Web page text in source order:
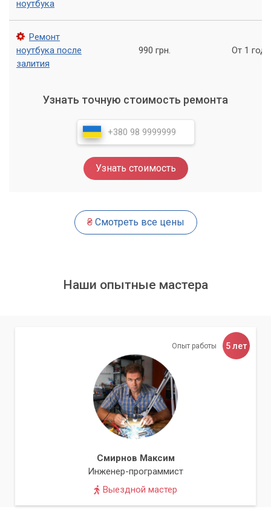
вас возникла необходимость в ремонте ноутбука Lenovo,
свяжитесь с нами и мы с радостью поможем вам.
Наша компания гарантирует качество работы и
безопасность ваших данных.
ноутбука
Ремонт
ноутбука после
залития
990 грн. От 1 года
Узнать точную стоимость ремонта
Узнать стоимость
₴Смотреть все цены
Наши опытные мастера
Опыт работы 5 лет
Смирнов Максим
Инженер-программист
Выездной мастер